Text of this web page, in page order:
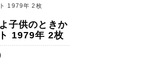
1979年 2枚
子供のときか
1979年 2枚